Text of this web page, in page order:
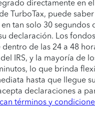
directamente en
TurboTax, puede
tan solo 30 segundos
declaración. Los
de las 24 a 48
IRS, y la mayoría de
lo que brinda
hasta que llegue
declaraciones a
términos y